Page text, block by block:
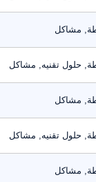
مشاكل
حلول تقنيه, مشاكل
مشاكل
حلول تقنيه, مشاكل
مشاكل